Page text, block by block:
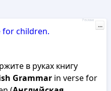
children.
в руках книгу
Grammarin verse for
Реклама
...